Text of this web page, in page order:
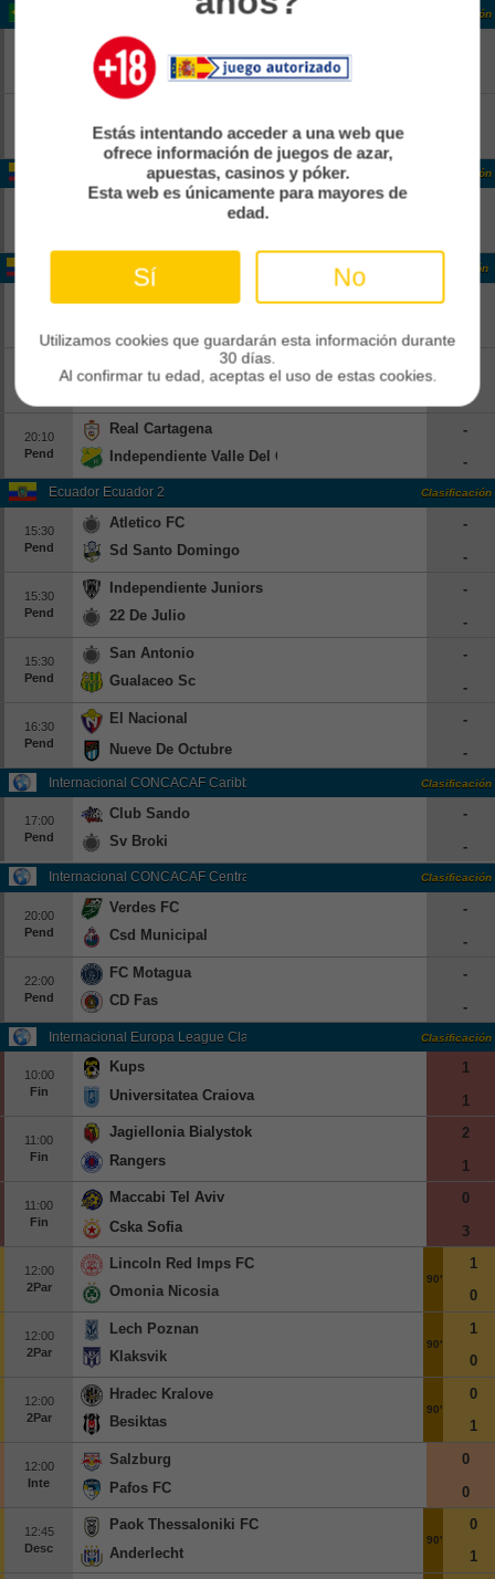
Clasificación
Vitoria
Athletico Paranaense
Internacional
Colombia Colombia 2 Clasificación
Real CUndinamarca
Colombia Colombia 2 Clasificación
16:00
20:10
Pend
Real Cartagena
Independiente Valle Del Cauca
-
-
Ecuador Ecuador 2 Clasificación
15:30
Pend
Atletico FC
Sd Santo Domingo
-
-
15:30
Pend
Independiente Juniors
22 De Julio
-
-
15:30
Pend
San Antonio
Gualaceo Sc
-
-
16:30
Pend
El Nacional
Nueve De Octubre
-
-
Internacional CONCACAF Caribbean Cup Grp. A Clasificación
17:00
Pend
Club Sando
Sv Broki
-
-
Internacional CONCACAF Central American Cup Grp. D Clasificación
20:00
Pend
Verdes FC
Csd Municipal
-
-
22:00
Pend
FC Motagua
CD Fas
-
-
Internacional Europa League Clasificación Clasificación
10:00
Fin
Kups
Universitatea Craiova
1
1
11:00
Fin
Jagiellonia Bialystok
Rangers
2
1
11:00
Fin
Maccabi Tel Aviv
Cska Sofia
0
3
12:00
2Par
Lincoln Red Imps FC
Omonia Nicosia
90'
1
0
12:00
2Par
Lech Poznan
Klaksvik
90'
1
0
12:00
2Par
Hradec Kralove
Besiktas
90'
0
1
12:00
Inte
Salzburg
Pafos FC
0
0
12:45
Desc
Paok Thessaloniki FC
Anderlecht
90'
0
1
Estás intentando acceder a una web que
ofrece información de juegos de azar,
apuestas, casinos y póker.
Esta web es únicamente para mayores de
edad.
Sí No
Utilizamos cookies que guardarán esta información durante
30 días.
Al confirmar tu edad, aceptas el uso de estas cookies.